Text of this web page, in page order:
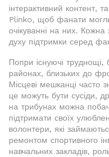
інтерактивний контент,
Plinko, щоб фанати
очікуванні на них. Кожна
духу підтримки серед
Попри існуючі
районах, близьких до
Місцеві мешканці часто
це можуть бути сусіди,
на трибунах можна
підтримати своїх
волонтери, які
ремонтом спортивного
навчальних закладів,